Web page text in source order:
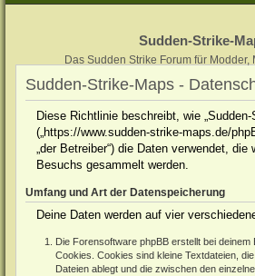
Sudden-Strike-
Das Sudden Strike Forum für Modder,
Sudden-Strike-Maps -
Diese Richtlinie beschreibt, wie „Sudden-
(„https://www.sudden-strike-maps.de/
„der Betreiber“) die Daten verwendet, die
Besuchs gesammelt werden.
Umfang und Art der Datenspeicherung
Deine Daten werden auf vier
Die Forensoftware phpBB erstellt bei
Cookies. Cookies sind kleine Textdateien,
Dateien ablegt und die zwischen den